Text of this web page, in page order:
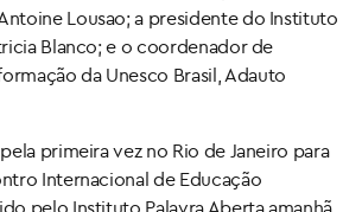
Lousao; a presidente do Instituto
Blanco; e o coordenador de
da Unesco Brasil, Adauto
primeira vez no Rio de Janeiro para
Internacional de Educação